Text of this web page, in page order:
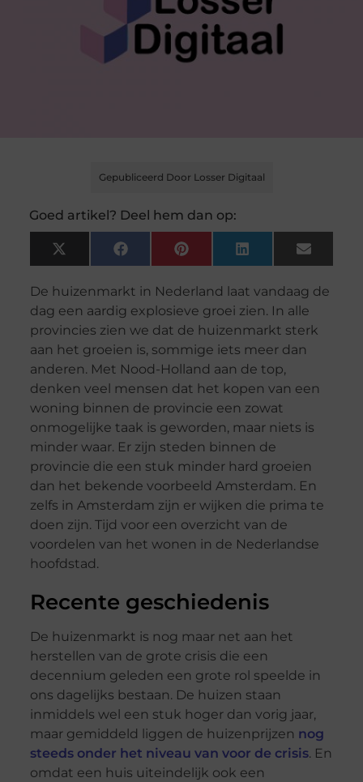
Gepubliceerd Door Losser Digitaal
Goed artikel? Deel hem dan op:
X
(Twitter)
FacebookPinterest LinkedIn Email
De huizenmarkt in Nederland laat vandaag de
dag een aardig explosieve groei zien. In alle
provincies zien we dat de huizenmarkt sterk
aan het groeien is, sommige iets meer dan
anderen. Met Nood-Holland aan de top,
denken veel mensen dat het kopen van een
woning binnen de provincie een zowat
onmogelijke taak is geworden, maar niets is
minder waar. Er zijn steden binnen de
provincie die een stuk minder hard groeien
dan het bekende voorbeeld Amsterdam. En
zelfs in Amsterdam zijn er wijken die prima te
doen zijn. Tijd voor een overzicht van de
voordelen van het wonen in de Nederlandse
hoofdstad.
Recente geschiedenis
De huizenmarkt is nog maar net aan het
herstellen van de grote crisis die een
decennium geleden een grote rol speelde in
ons dagelijks bestaan. De huizen staan
inmiddels wel een stuk hoger dan vorig jaar,
maar gemiddeld liggen de huizenprijzen nog
steeds onder het niveau van voor de crisis. En
omdat een huis uiteindelijk ook een